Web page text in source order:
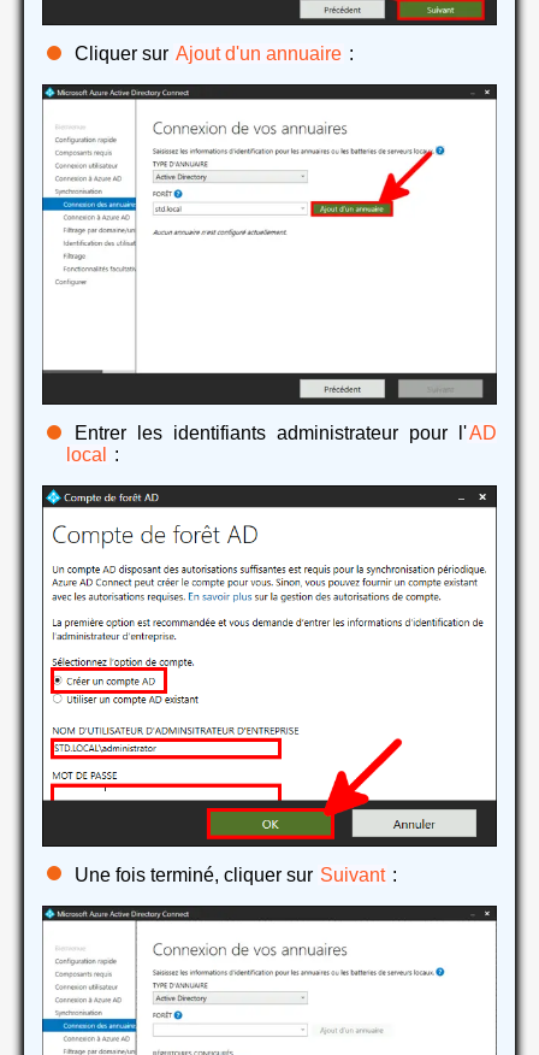
Cliquer sur Ajout d'un annuaire :
Entrer les identifiants administrateur pour l'AD
local
:
Une fois terminé, cliquer sur Suivant :